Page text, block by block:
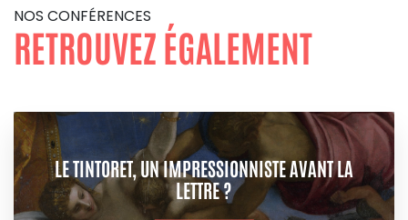
NOS CONFÉRENCES
RETROUVEZ ÉGALEMENT
LE TINTORET, UN IMPRESSIONNISTE AVANT LA
LETTRE ?